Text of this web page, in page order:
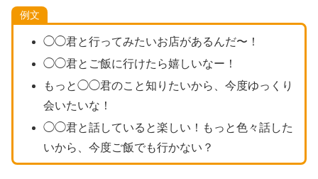
例文
◯◯君と行ってみたいお店があるんだ〜！
◯◯君とご飯に行けたら嬉しいなー！
もっと◯◯君のこと知りたいから、今度ゆっくり
会いたいな！
◯◯君と話していると楽しい！もっと色々話した
いから、今度ご飯でも行かない？